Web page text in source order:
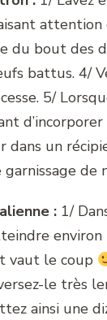
du bout des
battus. 4/
5/
dans un
de
: 1/
environ
vaut le coup
le très
ainsi une